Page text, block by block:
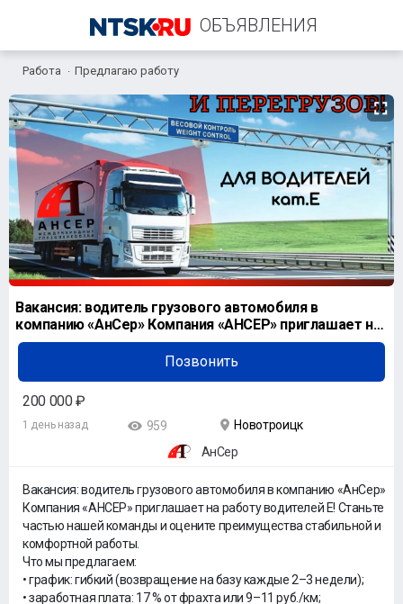
ОБЪЯВЛЕНИЯ
+7 (922) 802-88-80
Работа Предлагаю работу
Вакансия: водитель грузового автомобиля в
компанию «АнСер» Компания «АНСЕР» приглашает на
работу во
Позвонить
200 000 ₽
1 день назад 959
Новотроицк
АнСер
Вакансия: водитель грузового автомобиля в компанию «АнСер»
Компания «АНСЕР» приглашает на работу водителей Е! Станьте
частью нашей команды и оцените преимущества стабильной и
комфортной работы.
Что мы предлагаем:
• график: гибкий (возвращение на базу каждые 2–3 недели);
• заработная плата: 17 % от фрахта или 9–11 руб./км;